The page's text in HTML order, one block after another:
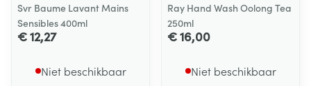
Svr Baume Lavant Mains
Sensibles 400ml
€ 12,27
Niet beschikbaar
Ray Hand Wash Oolong Tea
250ml
€ 16,00
Niet beschikbaar